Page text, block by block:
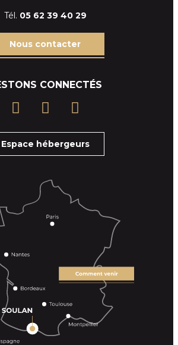
Tél. 05 62 39 40 29
Nous contacter
CONNECTÉS
Espace hébergeurs